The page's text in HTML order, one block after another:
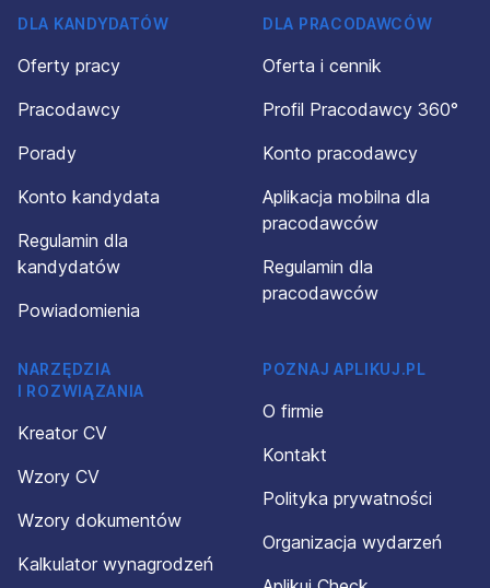
DLA KANDYDATÓW
Oferty pracy
Pracodawcy
Porady
Konto kandydata
Regulamin dla
kandydatów
Powiadomienia
DLA PRACODAWCÓW
Oferta i cennik
Profil Pracodawcy 360°
Konto pracodawcy
Aplikacja mobilna dla
pracodawców
Regulamin dla
pracodawców
NARZĘDZIA
I ROZWIĄZANIA
Kreator CV
Wzory CV
Wzory dokumentów
Kalkulator wynagrodzeń
POZNAJ APLIKUJ.PL
O firmie
Kontakt
Polityka prywatności
Organizacja wydarzeń